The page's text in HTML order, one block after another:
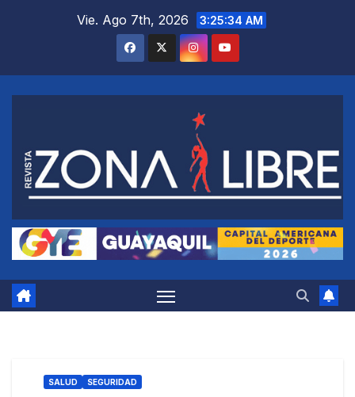
Vie. Ago 7th, 2026 3:25:35 AM
SALUD SEGURIDAD